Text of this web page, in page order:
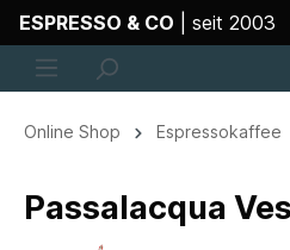
ESPRESSO & CO | seit 2003
Online Shop Espressokaffee
Passalacqua